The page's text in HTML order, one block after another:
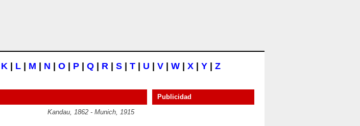
K L M N O P Q R S T U V W X Y Z
Kandau, 1862 - Munich, 1915
Publicidad